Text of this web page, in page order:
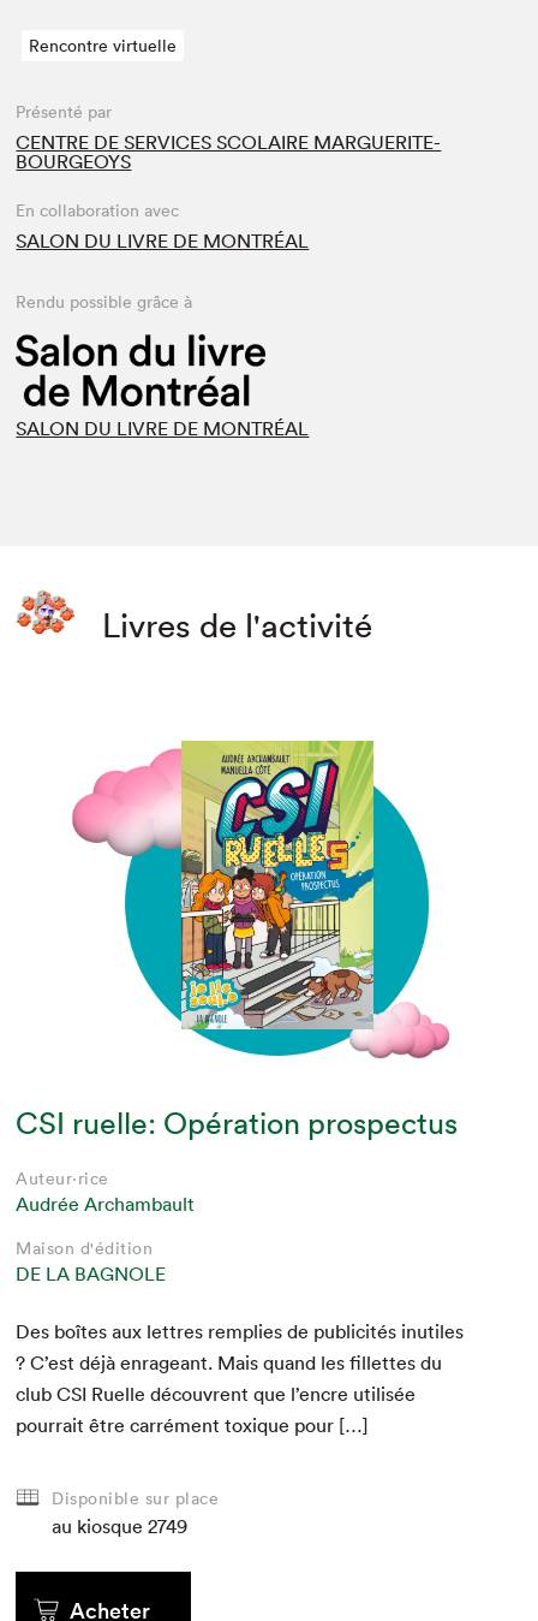
Rencontre virtuelle
Présenté par
CENTRE DE SERVICES SCOLAIRE MARGUERITE-
BOURGEOYS
En collaboration avec
SALON DU LIVRE DE MONTRÉAL
Rendu possible grâce à
SALON DU LIVRE DE MONTRÉAL
Livres de l'activité
CSI ruelle: Opération prospectus
Auteur·rice
Audrée Archambault
Maison d'édition
DE LA BAGNOLE
Des boîtes aux let­tres rem­plies de pub­lic­ités inutiles
? C’est déjà enrageant. Mais quand les fil­lettes du
clubCSI Ruelle décou­vrent que l’encre util­isée
pour­rait être car­ré­ment tox­ique pour […]
Disponible sur place
au kiosque 2749
Acheter